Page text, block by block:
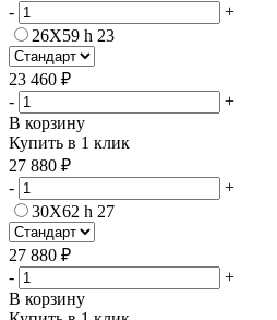
-
+
26Х59 h 23
23 460 ₽
-
+
В корзину
Купить в 1 клик
27 880 ₽
-
+
30Х62 h 27
27 880 ₽
-
+
В корзину